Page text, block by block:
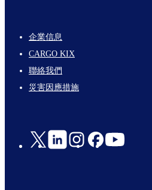
footer-
links-
en-
企業信息
CARGO KIX
聯絡我們
災害因應措施
Social